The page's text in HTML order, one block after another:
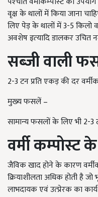
वृक्ष के थालों में किया जाना
लिए पेड़ के थालों में 3-5 किलो
अवशेष इत्‍यादि डालकर उचित
सब्‍जी वाली
2-3 टन प्रति एकड़ की दर
मुख्‍य फसलें –
सामान्‍य फसलों के लिए भी 2-3
वर्मी कम्‍पोस्‍ट
जैविक खाद होने के कारण
क्रियाशीलता अधिक होती है
लाभदायक एवं उत्‍प्रेरक का